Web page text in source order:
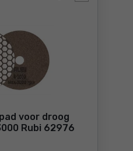
voor droog
Rubi 62976